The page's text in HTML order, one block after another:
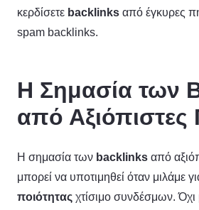
κερδίσετε backlinks από έγκυρες
spam backlinks.
Η Σημασία των
από Αξιόπιστες
Η σημασία των backlinks από
μπορεί να υποτιμηθεί όταν μιλάμε
ποιότητας χτίσιμο συνδέσμων.